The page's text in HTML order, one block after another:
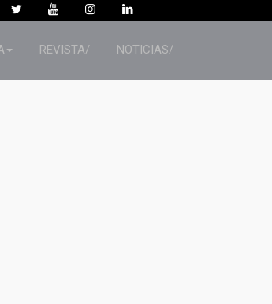
REVISTA/ NOTICIAS/